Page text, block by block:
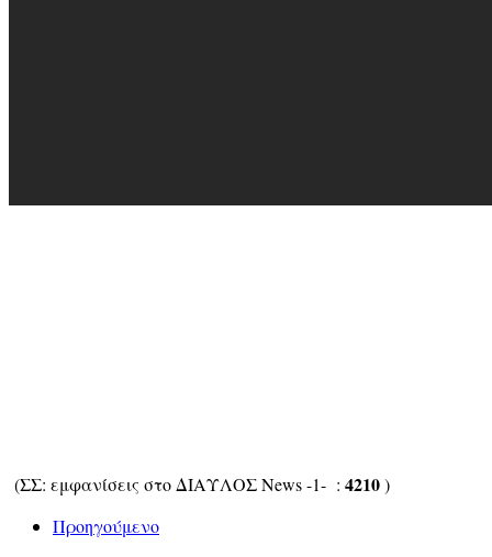
(ΣΣ: εμφανίσεις στο ΔΙΑΥΛΟΣ News -1- : 4210)
Προηγούμενο